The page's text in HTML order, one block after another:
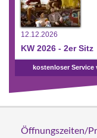
12.12.2026
KW 2026 - 2er Sitz
kostenloser Service
Öffnungszeiten/